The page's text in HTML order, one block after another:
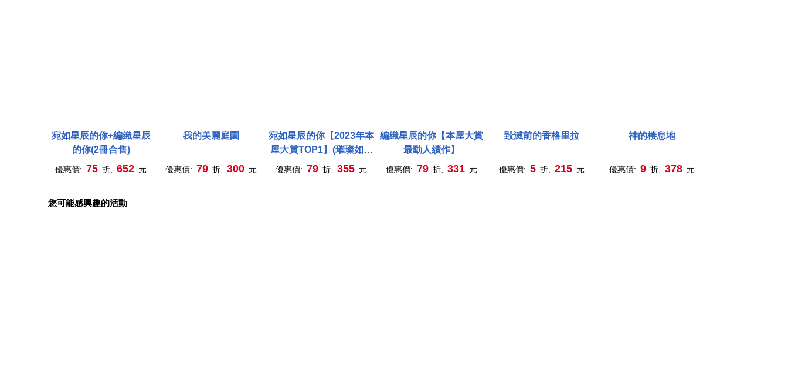
宛如星辰的你+編織星辰
的你(2冊合售)
優惠價: 75 折, 652 元
我的美麗庭園
優惠價: 79 折, 300 元
宛如星辰的你【2023年本
屋大賞TOP1】(璀璨如星
版書封)
優惠價: 79 折, 355 元
編織星辰的你【本屋大賞
最動人續作】
優惠價: 79 折, 331 元
毀滅前的香格里拉
優惠價: 5 折, 215 元
神的棲息地
優惠價: 9 折, 378 元
您可能感興趣的活動